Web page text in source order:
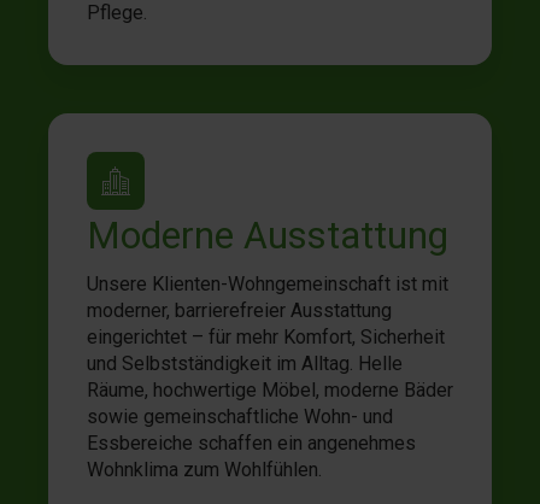
Pflege.
Moderne Ausstattung
Unsere Klienten-Wohngemeinschaft ist mit
moderner, barrierefreier Ausstattung
eingerichtet – für mehr Komfort, Sicherheit
und Selbstständigkeit im Alltag. Helle
Räume, hochwertige Möbel, moderne Bäder
sowie gemeinschaftliche Wohn- und
Essbereiche schaffen ein angenehmes
Wohnklima zum Wohlfühlen.